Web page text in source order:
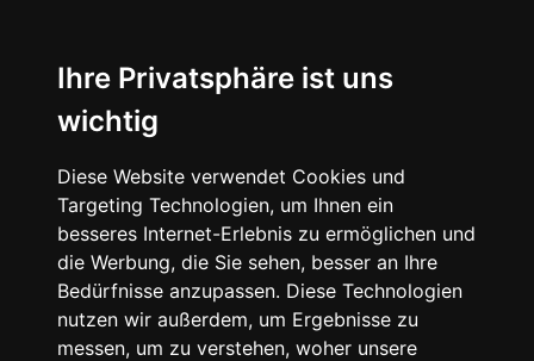
Ihre Privatsphäre ist uns
wichtig
Diese Website verwendet Cookies und
Targeting Technologien, um Ihnen ein
besseres Internet-Erlebnis zu ermöglichen und
die Werbung, die Sie sehen, besser an Ihre
Bedürfnisse anzupassen. Diese Technologien
nutzen wir außerdem, um Ergebnisse zu
messen, um zu verstehen, woher unsere